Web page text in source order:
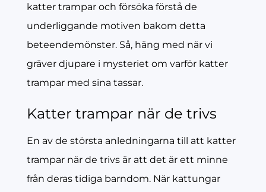
katter trampar och försöka förstå de
underliggande motiven bakom detta
beteendemönster. Så, häng med när vi
gräver djupare i mysteriet om varför katter
trampar med sina tassar.
Katter trampar när de trivs
En av de största anledningarna till att katter
trampar när de trivs är att det är ett minne
från deras tidiga barndom. När kattungar